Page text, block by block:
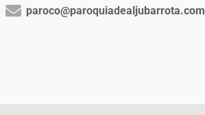
paroco@paroquiadealjubarrota.com